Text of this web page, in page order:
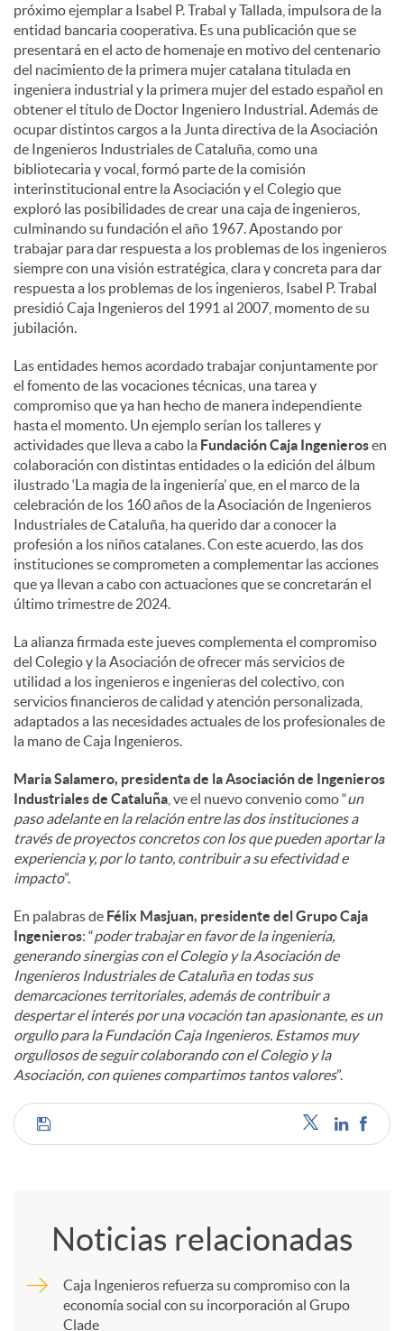
próximo ejemplar a Isabel P. Trabal y Tallada, impulsora de la
entidad bancaria cooperativa. Es una publicación que se
presentará en el acto de homenaje en motivo del centenario
del nacimiento de la primera mujer catalana titulada en
ingeniera industrial y la primera mujer del estado español en
obtener el título de Doctor Ingeniero Industrial. Además de
ocupar distintos cargos a la Junta directiva de la Asociación
de Ingenieros Industriales de Cataluña, como una
bibliotecaria y vocal, formó parte de la comisión
interinstitucional entre la Asociación y el Colegio que
exploró las posibilidades de crear una caja de ingenieros,
culminando su fundación el año 1967. Apostando por
trabajar para dar respuesta a los problemas de los ingenieros
siempre con una visión estratégica, clara y concreta para dar
respuesta a los problemas de los ingenieros, Isabel P. Trabal
presidió Caja Ingenieros del 1991 al 2007, momento de su
jubilación.
Las entidades hemos acordado trabajar conjuntamente por
el fomento de las vocaciones técnicas, una tarea y
compromiso que ya han hecho de manera independiente
hasta el momento. Un ejemplo serían los talleres y
actividades que lleva a cabo la Fundación Caja Ingenierosen
colaboración con distintas entidades o la edición del álbum
ilustrado ‘La magia de la ingeniería’ que, en el marco de la
celebración de los 160 años de la Asociación de Ingenieros
Industriales de Cataluña, ha querido dar a conocer la
profesión a los niños catalanes. Con este acuerdo, las dos
instituciones se comprometen a complementar las acciones
que ya llevan a cabo con actuaciones que se concretarán el
último trimestre de 2024.
La alianza firmada este jueves complementa el compromiso
del Colegio y la Asociación de ofrecer más servicios de
utilidad a los ingenieros e ingenieras del colectivo, con
servicios financieros de calidad y atención personalizada,
adaptados a las necesidades actuales de los profesionales de
la mano de Caja Ingenieros.
Maria Salamero, presidenta de la Asociación de Ingenieros
Industriales de Cataluña , ve el nuevo convenio como “un
paso adelante en la relación entre las dos instituciones a
través de proyectos concretos con los que pueden aportar la
experiencia y, por lo tanto, contribuir a su efectividad e
impacto”.
En palabras de Félix Masjuan, presidente del Grupo Caja
Ingenieros: “poder trabajar en favor de la ingeniería,
generando sinergias con el Colegio y la Asociación de
Ingenieros Industriales de Cataluña en todas sus
demarcaciones territoriales, además de contribuir a
despertar el interés por una vocación tan apasionante, es un
orgullo para la Fundación Caja Ingenieros. Estamos muy
orgullosos de seguir colaborando con el Colegio y la
Asociación, con quienes compartimos tantos valores”.
C
m
Noticias relacionadas
Caja Ingenieros refuerza su compromiso con la
economía social con su incorporación al Grupo
Clade